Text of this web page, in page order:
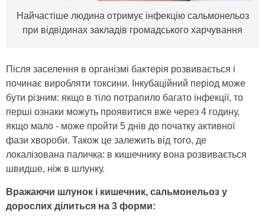
Найчастіше людина отримує інфекцію сальмонельоз
при відвідинах закладів громадського харчування
Після заселення в організмі бактерія розвивається і
починає виробляти токсини. Інкубаційний період може
бути різним: якщо в тіло потрапило багато інфекції, то
перші ознаки можуть проявитися вже через 4 годину,
якщо мало - може пройти 5 днів до початку активної
фази хвороби. Також це залежить від того, де
локалізована паличка: в кишечнику вона розвивається
швидше, ніж в шлунку.
Вражаючи шлунок і кишечник, сальмонельоз у
дорослих ділиться на 3 форми: